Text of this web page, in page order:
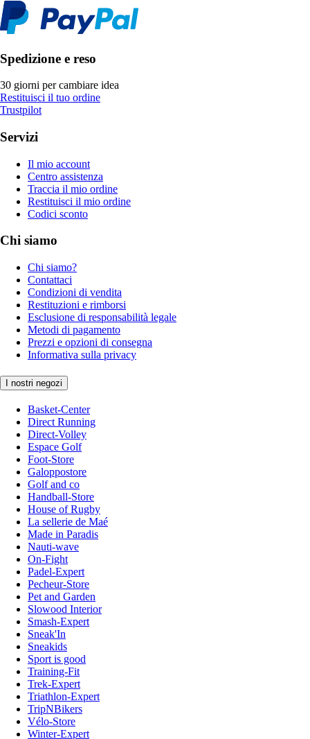
Spedizione e reso
30 giorni per cambiare idea
Restituisci il tuo ordine
Trustpilot
Servizi
Il mio account
Centro assistenza
Traccia il mio ordine
Restituisci il mio ordine
Codici sconto
Chi siamo
Chi siamo?
Contattaci
Condizioni di vendita
Restituzioni e rimborsi
Esclusione di responsabilità legale
Metodi di pagamento
Prezzi e opzioni di consegna
Informativa sulla privacy
I nostri negozi
Basket-Center
Direct Running
Direct-Volley
Espace Golf
Foot-Store
Galoppostore
Golf and co
Handball-Store
House of Rugby
La sellerie de Maé
Made in Paradis
Nauti-wave
On-Fight
Padel-Expert
Pecheur-Store
Pet and Garden
Slowood Interior
Smash-Expert
Sneak'In
Sneakids
Sport is good
Training-Fit
Trek-Expert
Triathlon-Expert
TripNBikers
Vélo-Store
Winter-Expert